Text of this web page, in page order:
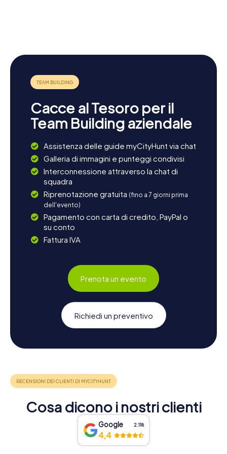
Cacce al Tesoro per il
Team Building aziendale
Assistenza delle guide myCityHunt via chat
Galleria di immagini e punteggi condivisi
Interconnessione attraverso la chat di
squadra
Riprenotazione gratuita (fino a 7 giorni prima
dell'evento)
Pagamento con carta di credito, PayPal o
su conto
Fattura IVA
Prenota un evento
Richiedi un preventivo
Cosa dicono i nostri clienti
Google 2.118
4,4